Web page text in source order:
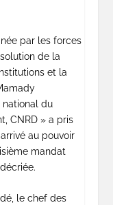
par les forces
de la
et la
national du
CNRD » a pris
au pouvoir
mandat
le chef des